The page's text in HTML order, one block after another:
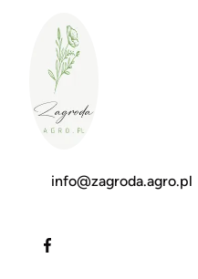
info@zagroda.agro.pl